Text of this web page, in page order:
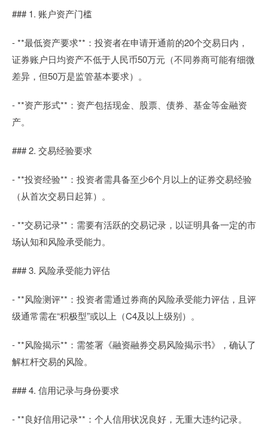
### 1. 账户资产门槛
- **最低资产要求**：投资者在申请开通前的20个交易日内，
证券账户日均资产不低于人民币50万元（不同券商可能有细微
差异，但50万是监管基本要求）。
- **资产形式**：资产包括现金、股票、债券、基金等金融资
产。
### 2. 交易经验要求
- **投资经验**：投资者需具备至少6个月以上的证券交易经验
（从首次交易日起算）。
- **交易记录**：需要有活跃的交易记录，以证明具备一定的市
场认知和风险承受能力。
### 3. 风险承受能力评估
- **风险测评**：投资者需通过券商的风险承受能力评估，且评
级通常需在“积极型”或以上（C4及以上级别）。
- **风险揭示**：需签署《融资融券交易风险揭示书》，确认了
解杠杆交易的风险。
### 4. 信用记录与身份要求
- **良好信用记录**：个人信用状况良好，无重大违约记录。